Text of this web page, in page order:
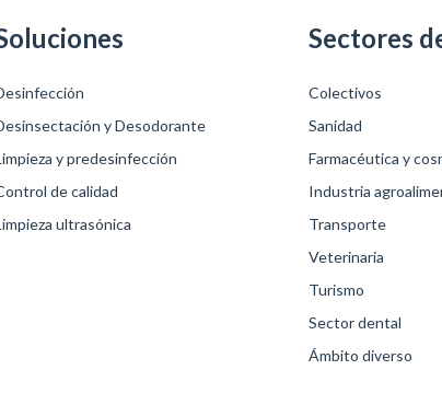
y Desodorante
y predesinfección
de calidad
ultrasónica
Sectores
Colectivos
Sanidad
Farmacéutica y
Industria
Transporte
Veterinaria
Turismo
Sector dental
Ámbito diverso